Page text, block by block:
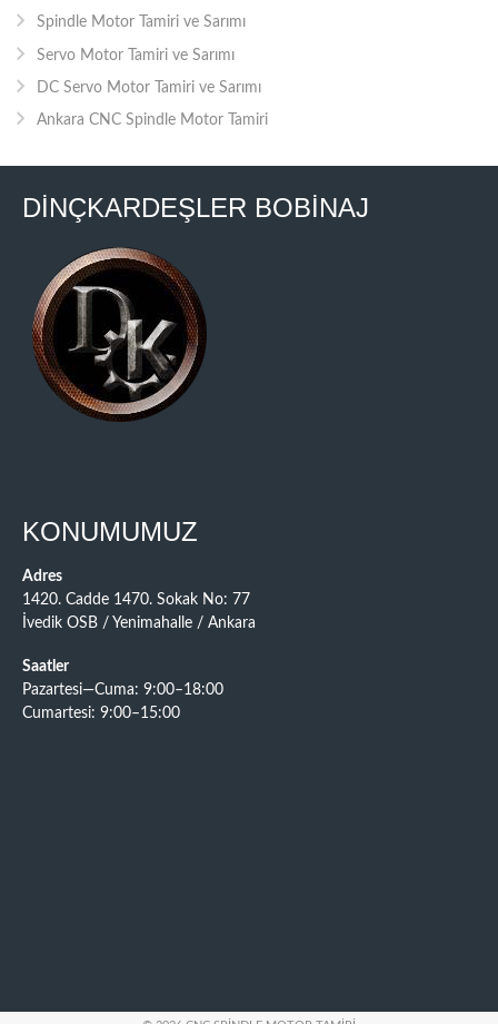
Spindle Motor Tamiri ve Sarımı
Servo Motor Tamiri ve Sarımı
DC Servo Motor Tamiri ve Sarımı
Ankara CNC Spindle Motor Tamiri
DİNÇKARDEŞLER BOBİNAJ
KONUMUMUZ
Adres
1420. Cadde 1470. Sokak No: 77
İvedik OSB / Yenimahalle / Ankara
Saatler
Pazartesi—Cuma: 9:00–18:00
Cumartesi: 9:00–15:00